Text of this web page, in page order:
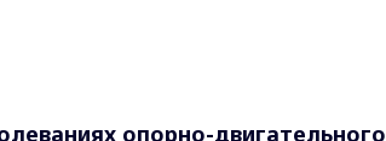
опорно-двигательного